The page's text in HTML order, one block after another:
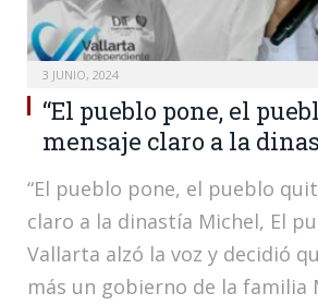
3 JUNIO, 2024
“El pueblo pone, el
mensaje claro a la
“El pueblo pone, el pueblo
claro a la dinastía Michel, El
Vallarta alzó la voz y decidió
más un gobierno de la familia